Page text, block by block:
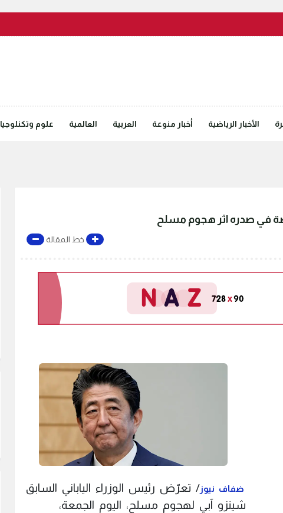
الأخبار الرياضية أخبار منوعة العربية العالمية علوم وتكنلوجيا
في صدره اثر هجوم مسلح
خط المقالة
ضفاف نيوز/ تعرّض رئيس الوزراء الياباني السابق
شينزو آبي لهجوم مسلح، اليوم الجمعة،